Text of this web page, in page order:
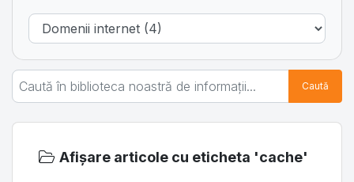
Caută
Afișare articole cu eticheta 'cache'